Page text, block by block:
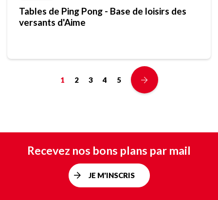
Tables de Ping Pong - Base de loisirs des
versants d'Aime
1 2 3 4 5
Recevez nos bons plans par mail
JE M'INSCRIS